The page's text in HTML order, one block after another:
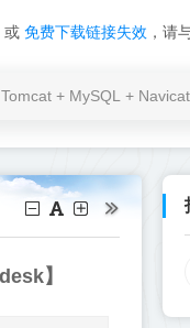
或 免费下载链接失效 ，请
+ MySQL +
】